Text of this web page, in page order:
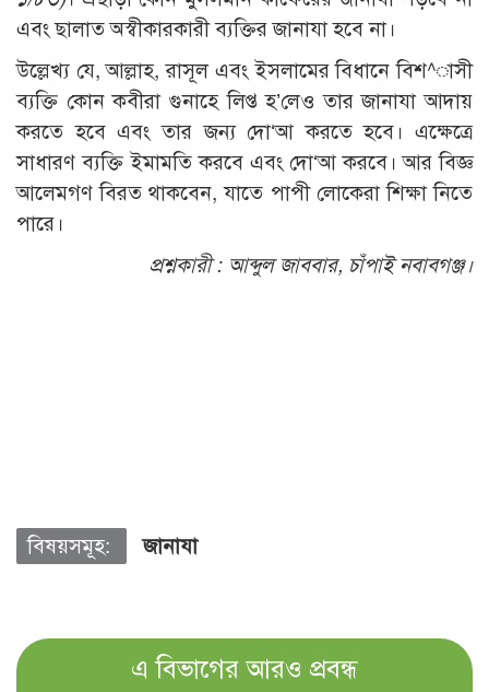
এবং ছালাত অস্বীকারকারী ব্যক্তির জানাযা হবে না।
উল্লেখ্য যে, আল্লাহ, রাসূল এবং ইসলামের বিধানে বিশ^াসী
ব্যক্তি কোন কবীরা গুনাহে লিপ্ত হ’লেও তার জানাযা আদায়
করতে হবে এবং তার জন্য দো‘আ করতে হবে। এক্ষেত্রে
সাধারণ ব্যক্তি ইমামতি করবে এবং দো‘আ করবে। আর বিজ্ঞ
আলেমগণ বিরত থাকবেন, যাতে পাপী লোকেরা শিক্ষা নিতে
পারে।
প্রশ্নকারী : আব্দুল জাববার, চাঁপাই নবাবগঞ্জ।
বিষয়সমূহ: জানাযা
এ বিভাগের আরও প্রবন্ধ